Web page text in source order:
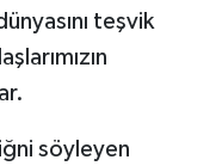
teşvik
söyleyen